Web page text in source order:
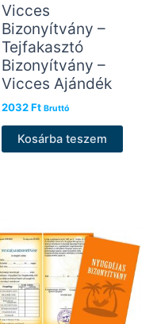
Vicces
Bizonyítvány –
Tejfakasztó
Bizonyítvány –
Vicces Ajándék
2032Ft Bruttó
Kosárba teszem